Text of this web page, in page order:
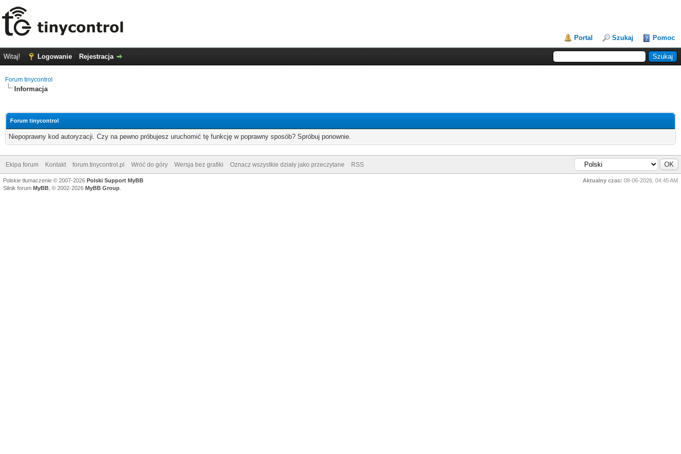
Portal Szukaj Pomoc
Witaj! Logowanie Rejestracja
Forum tinycontrol
Informacja
Forum tinycontrol
Niepoprawny kod autoryzacji. Czy na pewno próbujesz uruchomić tę funkcję w poprawny sposób? Spróbuj ponownie.
Ekipa forum Kontakt forum.tinycontrol.pl Wróć do góry Wersja bez grafiki Oznacz wszystkie działy jako przeczytane RSS
Aktualny czas: 08-06-2026, 04:45 AM
Polskie tłumaczenie © 2007-2026 Polski Support MyBB
Silnik forum MyBB , © 2002-2026 MyBB Group